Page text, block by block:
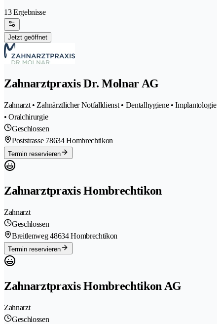
13 Ergebnisse
Jetzt geöffnet
Zahnarztpraxis Dr. Molnar AG
Zahnarzt • Zahnärztlicher Notfalldienst • Dentalhygiene • Implantologie
• Oralchirurgie
Geschlossen
Poststrasse 78634 Hombrechtikon
Termin reservieren
Zahnarztpraxis Hombrechtikon
Zahnarzt
Geschlossen
Breitlenweg 48634 Hombrechtikon
Termin reservieren
Zahnarztpraxis Hombrechtikon AG
Zahnarzt
Geschlossen